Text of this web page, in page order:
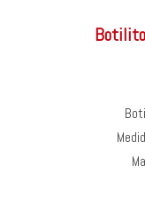
Botilito